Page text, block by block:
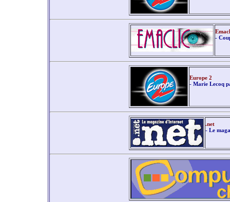
-
Europe 2
- Marie Lecoq
.net
- Le